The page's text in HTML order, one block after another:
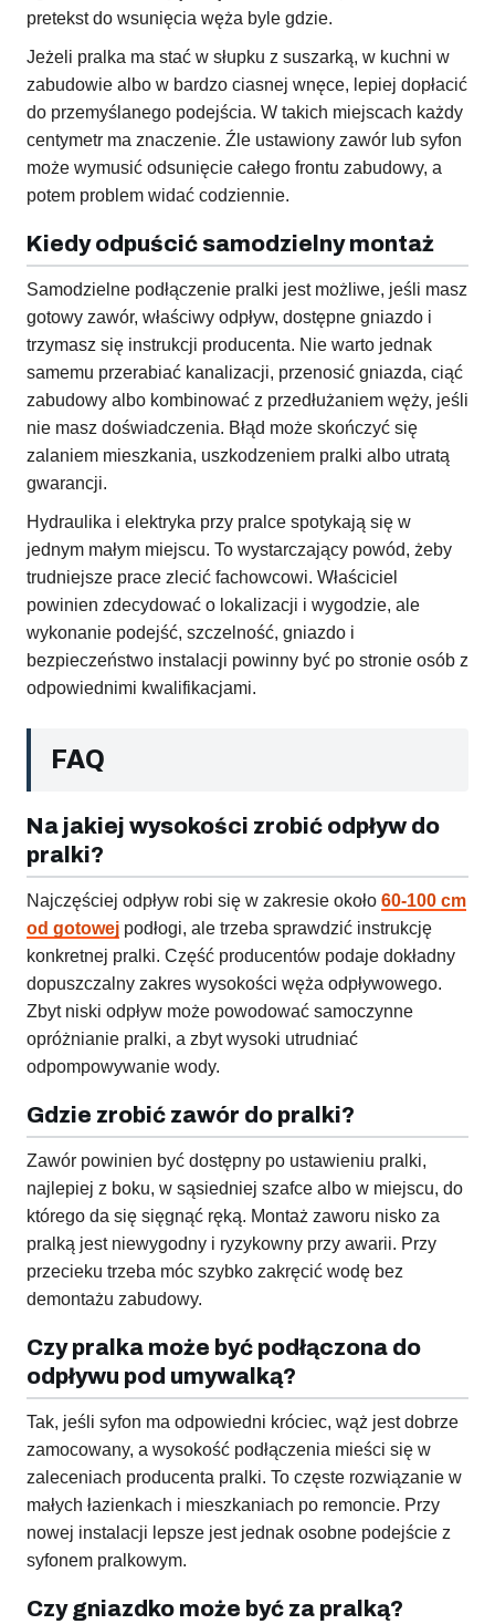
pretekst do wsunięcia węża byle gdzie.
Jeżeli pralka ma stać w słupku z suszarką, w kuchni w
zabudowie albo w bardzo ciasnej wnęce, lepiej dopłacić
do przemyślanego podejścia. W takich miejscach każdy
centymetr ma znaczenie. Źle ustawiony zawór lub syfon
może wymusić odsunięcie całego frontu zabudowy, a
potem problem widać codziennie.
Kiedy odpuścić samodzielny montaż
Samodzielne podłączenie pralki jest możliwe, jeśli masz
gotowy zawór, właściwy odpływ, dostępne gniazdo i
trzymasz się instrukcji producenta. Nie warto jednak
samemu przerabiać kanalizacji, przenosić gniazda, ciąć
zabudowy albo kombinować z przedłużaniem węży, jeśli
nie masz doświadczenia. Błąd może skończyć się
zalaniem mieszkania, uszkodzeniem pralki albo utratą
gwarancji.
Hydraulika i elektryka przy pralce spotykają się w
jednym małym miejscu. To wystarczający powód, żeby
trudniejsze prace zlecić fachowcowi. Właściciel
powinien zdecydować o lokalizacji i wygodzie, ale
wykonanie podejść, szczelność, gniazdo i
bezpieczeństwo instalacji powinny być po stronie osób z
odpowiednimi kwalifikacjami.
FAQ
Na jakiej wysokości zrobić odpływ do
pralki?
Najczęściej odpływ robi się w zakresie około 60-100 cm
od gotowej podłogi, ale trzeba sprawdzić instrukcję
konkretnej pralki. Część producentów podaje dokładny
dopuszczalny zakres wysokości węża odpływowego.
Zbyt niski odpływ może powodować samoczynne
opróżnianie pralki, a zbyt wysoki utrudniać
odpompowywanie wody.
Gdzie zrobić zawór do pralki?
Zawór powinien być dostępny po ustawieniu pralki,
najlepiej z boku, w sąsiedniej szafce albo w miejscu, do
którego da się sięgnąć ręką. Montaż zaworu nisko za
pralką jest niewygodny i ryzykowny przy awarii. Przy
przecieku trzeba móc szybko zakręcić wodę bez
demontażu zabudowy.
Czy pralka może być podłączona do
odpływu pod umywalką?
Tak, jeśli syfon ma odpowiedni króciec, wąż jest dobrze
zamocowany, a wysokość podłączenia mieści się w
zaleceniach producenta pralki. To częste rozwiązanie w
małych łazienkach i mieszkaniach po remoncie. Przy
nowej instalacji lepsze jest jednak osobne podejście z
syfonem pralkowym.
Czy gniazdko może być za pralką?